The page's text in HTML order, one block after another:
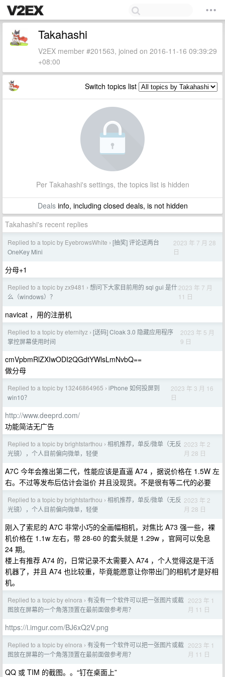
Takahashi
V2EX member #201563, joined on 2016-11-16 09:39:29
+08:00
Switch topics list
Per Takahashi's settings, the topics list is hidden
Dealsinfo, including closed deals, is not hidden
Takahashi's recent replies
Replied to a topic by EyebrowsWhite › [抽奖] 评论送两台
OneKey Mini
2023 年 7 月 28
日
分母+1
Replied to a topic by zx9481 › 想问下大家目前用的 sql gui 是什
么（windows）？
2023 年 7 月
11 日
navicat ，用的注册机
Replied to a topic by eternityz › [送码] Cloak 3.0 隐藏应用程序
掌控屏幕使用时间
2023 年 5 月
9 日
cmVpbmRlZXIwODI2QGdtYWlsLmNvbQ==
做分母
Replied to a topic by 13246864965 › iPhone 如何投屏到
win10？
2023 年 3 月 16
日
http://www.deeprd.com/
功能简洁无广告
Replied to a topic by brightstarthou › 相机推荐，单反/微单（无反
光镜），个人目前偏向微单，轻便
2023 年 2
月 28 日
A7C 今年会推出第二代，性能应该是直逼 A74 ，据说价格在 1.5W 左
右。不过等发布后估计会溢价 并且没现货。不是很有等二代的必要
Replied to a topic by brightstarthou › 相机推荐，单反/微单（无反
光镜），个人目前偏向微单，轻便
2023 年 2
月 28 日
刚入了索尼的 A7C 非常小巧的全画幅相机，对焦比 A73 强一些，裸
机价格在 1.1w 左右，带 28-60 的套头就是 1.29w ，官网可以免息
24 期。
楼上有推荐 A74 的，日常记录不太需要入 A74 ，个人觉得这是干活
机器了，并且 A74 也比较重，毕竟能愿意让你带出门的相机才是好相
机。
Replied to a topic by elnora › 有没有一个软件可以把一张图片或截
图放在屏幕的一个角落顶置在最前面做参考用？
2023 年 1
月 11 日
https://i.imgur.com/BJ6xQ2V.png
Replied to a topic by elnora › 有没有一个软件可以把一张图片或截
图放在屏幕的一个角落顶置在最前面做参考用？
2023 年 1
月 11 日
QQ 或 TIM 的截图。。“钉在桌面上”